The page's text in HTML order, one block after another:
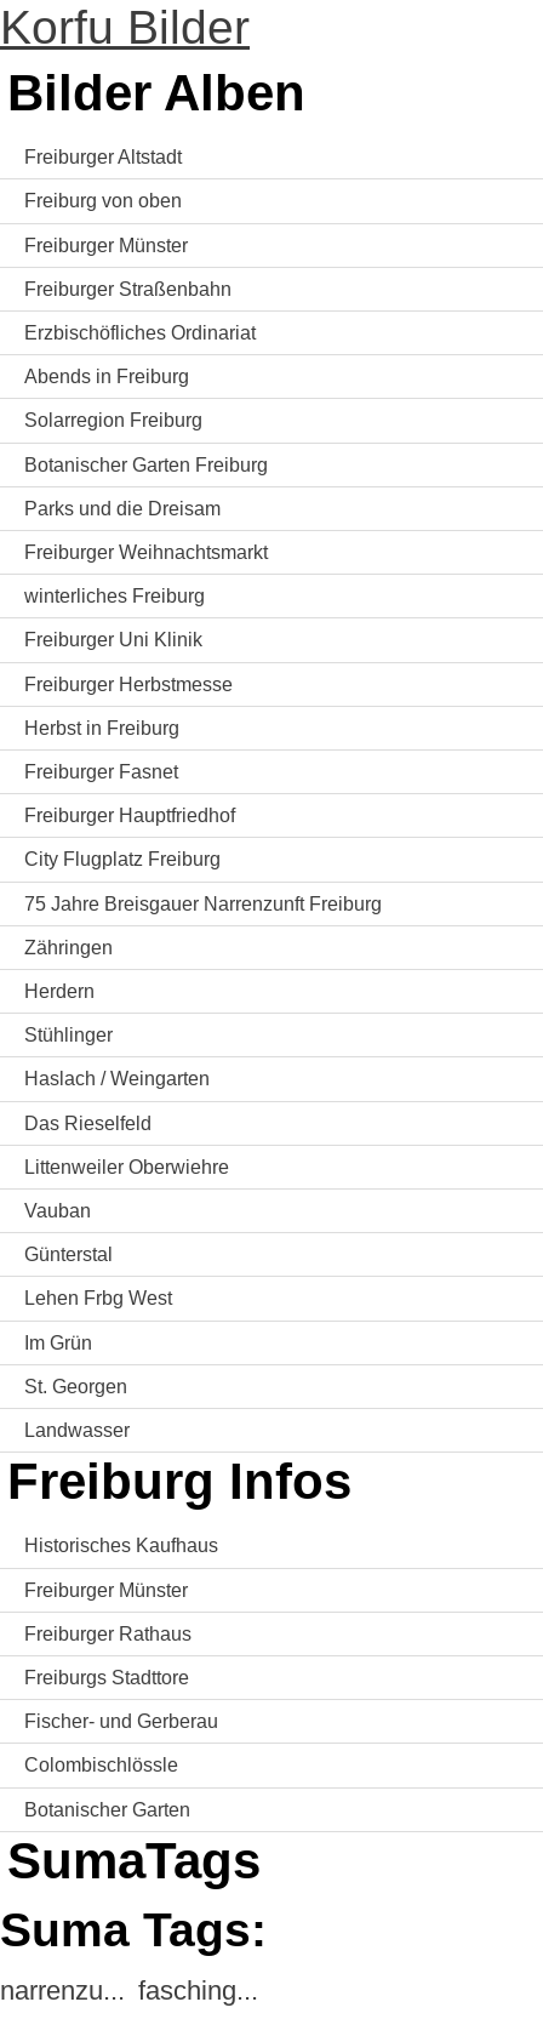
Korfu Bilder
Bilder Alben
Freiburger Altstadt
Freiburg von oben
Freiburger Münster
Freiburger Straßenbahn
Erzbischöfliches Ordinariat
Abends in Freiburg
Solarregion Freiburg
Botanischer Garten Freiburg
Parks und die Dreisam
Freiburger Weihnachtsmarkt
winterliches Freiburg
Freiburger Uni Klinik
Freiburger Herbstmesse
Herbst in Freiburg
Freiburger Fasnet
Freiburger Hauptfriedhof
City Flugplatz Freiburg
75 Jahre Breisgauer Narrenzunft Freiburg
Zähringen
Herdern
Stühlinger
Haslach / Weingarten
Das Rieselfeld
Littenweiler Oberwiehre
Vauban
Günterstal
Lehen Frbg West
Im Grün
St. Georgen
Landwasser
Freiburg Infos
Historisches Kaufhaus
Freiburger Münster
Freiburger Rathaus
Freiburgs Stadttore
Fischer- und Gerberau
Colombischlössle
Botanischer Garten
SumaTags
Suma Tags:
narrenzu... fasching...